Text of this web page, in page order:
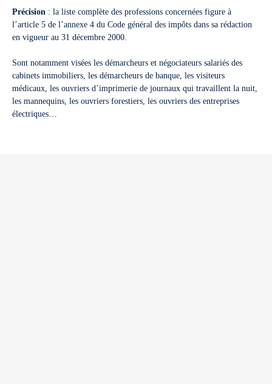
Précision : la liste complète des professions concernées figure à
l’article 5 de l’annexe 4 du Code général des impôts dans sa rédaction
en vigueur au 31 décembre 2000.
Sont notamment visées les démarcheurs et négociateurs salariés des
cabinets immobiliers, les démarcheurs de banque, les visiteurs
médicaux, les ouvriers d’imprimerie de journaux qui travaillent la nuit,
les mannequins, les ouvriers forestiers, les ouvriers des entreprises
électriques…